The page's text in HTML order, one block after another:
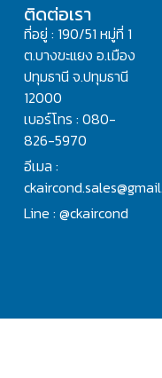
ติดต่อเรา
ที่อยู่ : 190/51 หมู่ที่ 1
ต.บางขะแยง อ.เมือง
ปทุมธานี จ.ปทุมธานี
12000
เบอร์โทร : 080-
826-5970
อีเมล :
Line : @ckaircond